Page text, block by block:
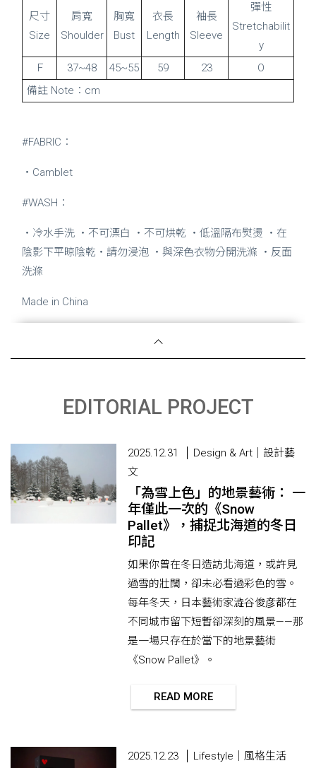
尺寸
Size
肩寬
Shoulder
胸寬
Bust
衣長
Length
袖長
Sleeve
彈性
Stretchabilit
y
Ｆ
37~48 45~55 59 23
O
備註 Note：cm
#FABRIC：
・Camblet
#WASH：
・冷水手洗 ・不可漂白 ・不可烘乾 ・低溫隔布熨燙 ・在
陰影下平晾陰乾・請勿浸泡 ・與深色衣物分開洗滌 ・反面
洗滌
Made in China
EDITORIAL PROJECT
2025.12.31
Design & Art｜設計藝
文
「為雪上色」的地景藝術： 一
年僅此一次的《Snow
Pallet》，捕捉北海道的冬日
印記
如果你曾在冬日造訪北海道，或許見
過雪的壯闊，卻未必看過彩色的雪。
每年冬天，日本藝術家澁谷俊彦都在
不同城市留下短暫卻深刻的風景——那
是一場只存在於當下的地景藝術
《Snow Pallet》。
READ MORE
2025.12.23 Lifestyle｜風格生活